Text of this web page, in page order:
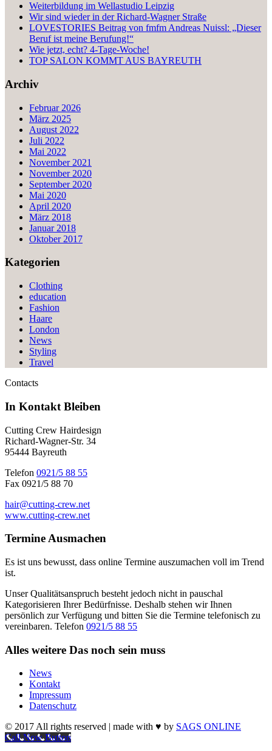
Weiterbildung im Wellastudio Leipzig
Wir sind wieder in der Richard-Wagner Straße
LOVESTORIES Beitrag von fmfm Andreas Nuissl: „Dieser
Beruf ist meine Berufung!“
Wie jetzt, echt? 4-Tage-Woche!
TOP SALON KOMMT AUS BAYREUTH
Archiv
Februar 2026
März 2025
August 2022
Juli 2022
Mai 2022
November 2021
November 2020
September 2020
Mai 2020
April 2020
März 2018
Januar 2018
Oktober 2017
Kategorien
Clothing
education
Fashion
Haare
London
News
Styling
Travel
Contacts
In Kontakt Bleiben
Cutting Crew Hairdesign
Richard-Wagner-Str. 34
95444 Bayreuth
Telefon 0921/5 88 55
Fax 0921/5 88 70
hair@cutting-crew.net
www.cutting-crew.net
TermineAusmachen
Es ist uns bewusst, dass online Termine auszumachen voll im Trend
ist.
Unser Qualitätsanspruch besteht jedoch nicht in pauschal
Kategorisieren Ihrer Bedürfnisse. Deshalb stehen wir Ihnen
persönlich zur Verfügung und bitten Sie die Termine telefonisch zu
vereinbaren. Telefon 0921/5 88 55
Alles weitere Das noch sein muss
News
Kontakt
Impressum
Datenschutz
© 2017 All rights reserved | made with ♥ by SAGS ONLINE
Call Now Button